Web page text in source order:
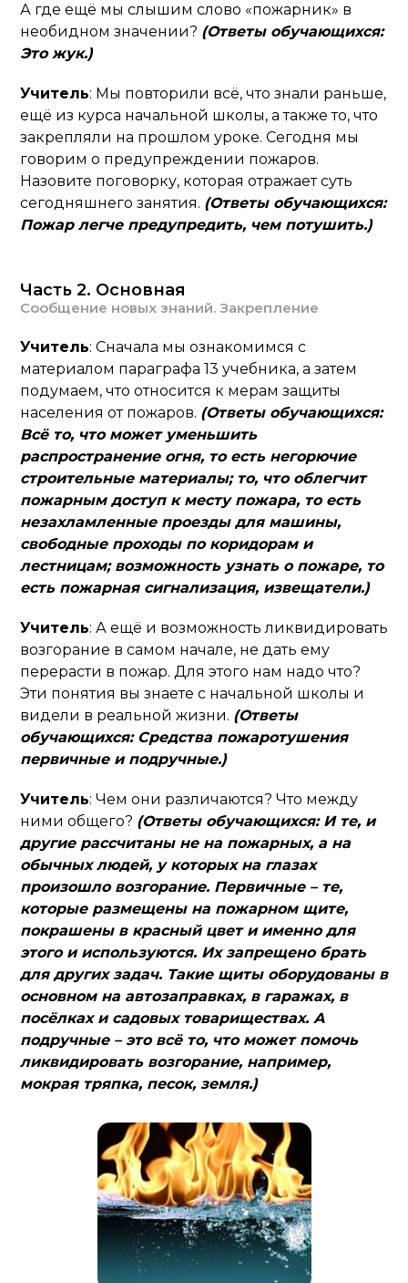
А где ещё мы слышим слово «пожарник» в
необидном значении? (Ответы обучающихся:
Это жук.)
Учитель: Мы повторили всё, что знали раньше,
ещё из курса начальной школы, а также то, что
закрепляли на прошлом уроке. Сегодня мы
говорим о предупреждении пожаров.
Назовите поговорку, которая отражает суть
сегодняшнего занятия. (Ответы обучающихся:
Пожар легче предупредить, чем потушить.)
Часть 2. Основная
Сообщение новых знаний. Закрепление
Учитель: Сначала мы ознакомимся с
материалом параграфа 13 учебника, а затем
подумаем, что относится к мерам защиты
населения от пожаров. (Ответы обучающихся:
Всё то, что может уменьшить
распространение огня, то есть негорючие
строительные материалы; то, что облегчит
пожарным доступ к месту пожара, то есть
незахламленные проезды для машины,
свободные проходы по коридорам и
лестницам; возможность узнать о пожаре, то
есть пожарная сигнализация, извещатели.)
Учитель: А ещё и возможность ликвидировать
возгорание в самом начале, не дать ему
перерасти в пожар. Для этого нам надо что?
Эти понятия вы знаете с начальной школы и
видели в реальной жизни. (Ответы
обучающихся: Средства пожаротушения
первичные и подручные.)
Учитель: Чем они различаются? Что между
ними общего? (Ответы обучающихся: И те, и
другие рассчитаны не на пожарных, а на
обычных людей, у которых на глазах
произошло возгорание. Первичные – те,
которые размещены на пожарном щите,
покрашены в красный цвет и именно для
этого и используются. Их запрещено брать
для других задач. Такие щиты оборудованы в
основном на автозаправках, в гаражах, в
посёлках и садовых товариществах. А
подручные – это всё то, что может помочь
ликвидировать возгорание, например,
мокрая тряпка, песок, земля.)